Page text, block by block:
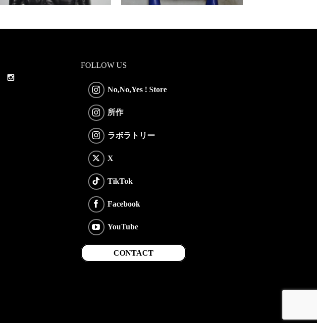
FOLLOW US
No,No,Yes ! Store
所作
ラボラトリー
X
TikTok
Facebook
YouTube
CONTACT